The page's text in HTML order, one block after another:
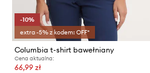
-10%
extra -5% z kodem: OFF*
Columbia t-shirt bawełniany
Cena aktualna:
66,99 zł